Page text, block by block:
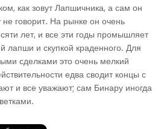
как зовут Лапшичника, а сам он
говорит. На рынке он очень
лет, и все эти годы промышляет
лапши и скупкой краденного. Для
сделками это очень мелкий
едва сводит концы с
и все уважают; сам Бинару иногда